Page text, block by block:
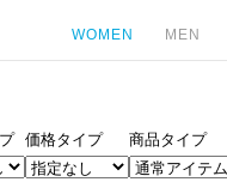
WOMEN MEN
価格タイプ 商品タイプ